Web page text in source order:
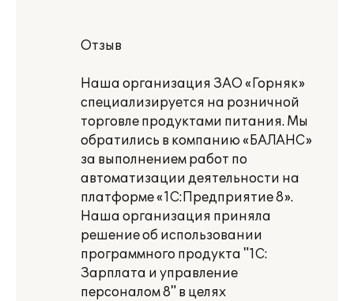
Отзыв
Наша организация ЗАО «Горняк»
специализируется на розничной
торговле продуктами питания. Мы
обратились в компанию «БАЛАНС»
за выполнением работ по
автоматизации деятельности на
платформе «1С:Предприятие 8».
Наша организация приняла
решение об использовании
программного продукта "1C:
Зарплата и управление
персоналом 8" в целях